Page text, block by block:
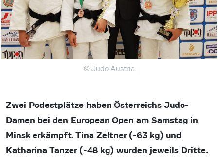
© Judo Austria
Zwei Podestplätze haben Österreichs Judo-
Damen bei den European Open am Samstag in
Minsk erkämpft. Tina Zeltner (-63 kg) und
Katharina Tanzer (-48 kg) wurden jeweils Dritte.